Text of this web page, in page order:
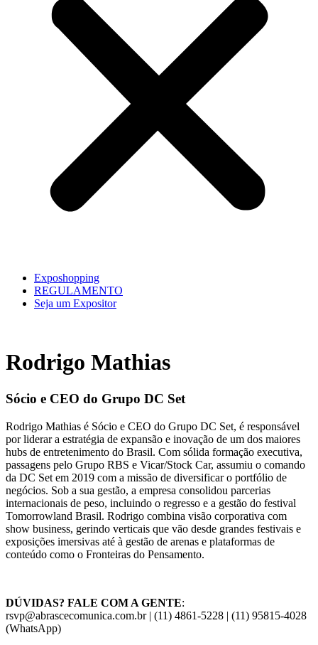
Exposhopping
REGULAMENTO
Seja um Expositor
Rodrigo Mathias
Sócio e CEO do Grupo DC Set
Rodrigo Mathias é Sócio e CEO do Grupo DC Set, é responsável
por liderar a estratégia de expansão e inovação de um dos maiores
hubs de entretenimento do Brasil. Com sólida formação executiva,
passagens pelo Grupo RBS e Vicar/Stock Car, assumiu o comando
da DC Set em 2019 com a missão de diversificar o portfólio de
negócios. Sob a sua gestão, a empresa consolidou parcerias
internacionais de peso, incluindo o regresso e a gestão do festival
Tomorrowland Brasil. Rodrigo combina visão corporativa com
show business, gerindo verticais que vão desde grandes festivais e
exposições imersivas até à gestão de arenas e plataformas de
conteúdo como o Fronteiras do Pensamento.
DÚVIDAS? FALE COM A GENTE:
rsvp@abrascecomunica.com.br | (11) 4861-5228 | (11) 95815-4028
(WhatsApp)